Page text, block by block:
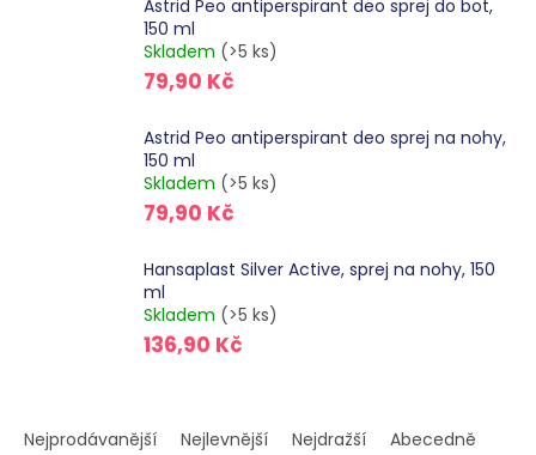
Astrid Peo antiperspirant deo sprej do bot,
150 ml
Skladem (>5 ks)
79,90 Kč
Astrid Peo antiperspirant deo sprej na nohy,
150 ml
Skladem (>5 ks)
79,90 Kč
Hansaplast Silver Active, sprej na nohy, 150
ml
Skladem (>5 ks)
136,90 Kč
aNejprodávanější Nejlevnější Nejdražší Abecedně